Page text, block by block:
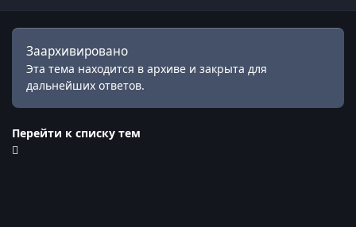
Заархивировано
Эта тема находится в архиве и закрыта для
дальнейших ответов.
Перейти к списку тем